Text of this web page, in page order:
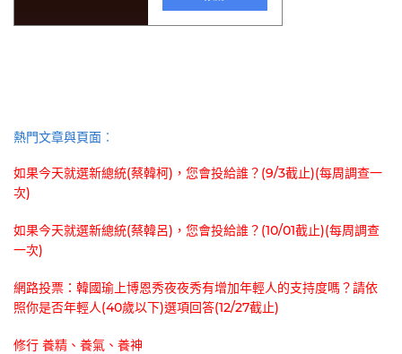
熱門文章與頁面︰
如果今天就選新總統(蔡韓柯)，您會投給誰？(9/3截止)(每周調查一
次)
如果今天就選新總統(蔡韓呂)，您會投給誰？(10/01截止)(每周調查
一次)
網路投票：韓國瑜上博恩秀夜夜秀有增加年輕人的支持度嗎？請依
照你是否年輕人(40歲以下)選項回答(12/27截止)
修行 養精、養氣、養神